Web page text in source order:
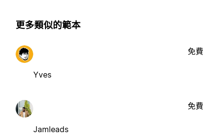
更多類似的範本
Yves
免費
Jamleads
免費